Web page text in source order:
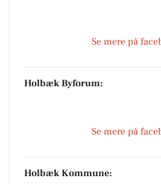
Se mere på
Holbæk Byforum:
Se mere på
Holbæk Kommune: